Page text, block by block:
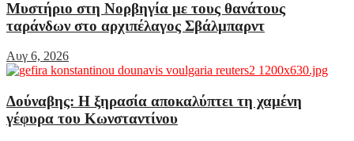
Μυστήριο στη Νορβηγία με τους θανάτους
ταράνδων στο αρχιπέλαγος Σβάλμπαρντ
Αυγ 6, 2026
Δούναβης: Η ξηρασία αποκαλύπτει τη χαμένη
γέφυρα του Κωνσταντίνου